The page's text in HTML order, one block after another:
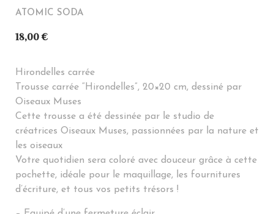
ATOMIC SODA
18,00 €
Hirondelles carrée
Trousse carrée “Hirondelles”, 20×20 cm, dessiné par
Oiseaux Muses
Cette trousse a été dessinée par le studio de
créatrices Oiseaux Muses, passionnées par la nature et
les oiseaux
Votre quotidien sera coloré avec douceur grâce à cette
pochette, idéale pour le maquillage, les fournitures
d’écriture, et tous vos petits trésors !